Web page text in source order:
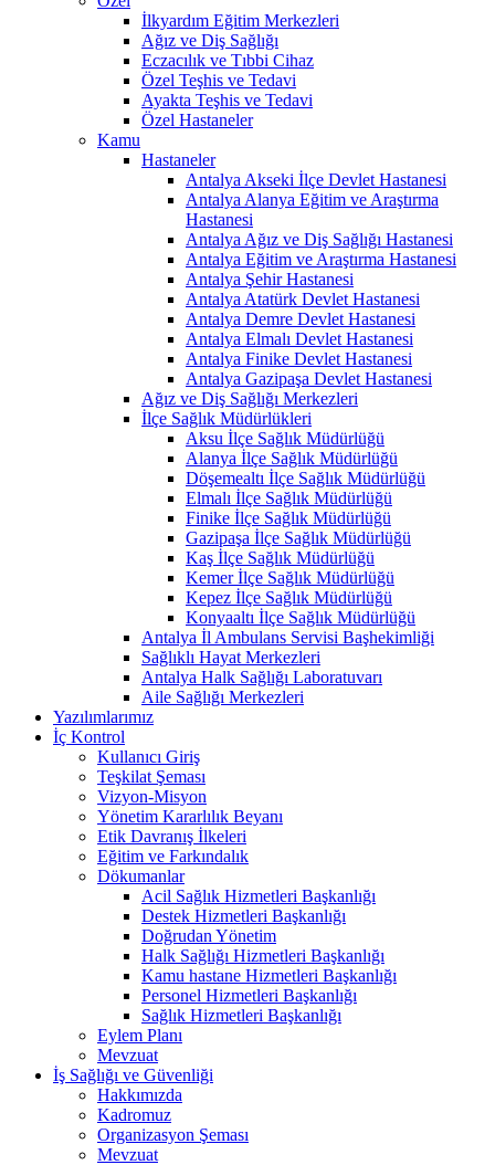
İlkyardım Eğitim Merkezleri
Ağız ve Diş Sağlığı
Eczacılık ve Tıbbi Cihaz
Özel Teşhis ve Tedavi
Ayakta Teşhis ve Tedavi
Özel Hastaneler
Kamu
Hastaneler
Antalya Akseki İlçe Devlet Hastanesi
Antalya Alanya Eğitim ve Araştırma
Hastanesi
Antalya Ağız ve Diş Sağlığı Hastanesi
Antalya Eğitim ve Araştırma Hastanesi
Antalya Şehir Hastanesi
Antalya Atatürk Devlet Hastanesi
Antalya Demre Devlet Hastanesi
Antalya Elmalı Devlet Hastanesi
Antalya Finike Devlet Hastanesi
Antalya Gazipaşa Devlet Hastanesi
Ağız ve Diş Sağlığı Merkezleri
İlçe Sağlık Müdürlükleri
Aksu İlçe Sağlık Müdürlüğü
Alanya İlçe Sağlık Müdürlüğü
Döşemealtı İlçe Sağlık Müdürlüğü
Elmalı İlçe Sağlık Müdürlüğü
Finike İlçe Sağlık Müdürlüğü
Gazipaşa İlçe Sağlık Müdürlüğü
Kaş İlçe Sağlık Müdürlüğü
Kemer İlçe Sağlık Müdürlüğü
Kepez İlçe Sağlık Müdürlüğü
Konyaaltı İlçe Sağlık Müdürlüğü
Antalya İl Ambulans Servisi Başhekimliği
Sağlıklı Hayat Merkezleri
Antalya Halk Sağlığı Laboratuvarı
Aile Sağlığı Merkezleri
Yazılımlarımız
İç Kontrol
Kullanıcı Giriş
Teşkilat Şeması
Vizyon-Misyon
Yönetim Kararlılık Beyanı
Etik Davranış İlkeleri
Eğitim ve Farkındalık
Dökumanlar
Acil Sağlık Hizmetleri Başkanlığı
Destek Hizmetleri Başkanlığı
Doğrudan Yönetim
Halk Sağlığı Hizmetleri Başkanlığı
Kamu hastane Hizmetleri Başkanlığı
Personel Hizmetleri Başkanlığı
Sağlık Hizmetleri Başkanlığı
Eylem Planı
Mevzuat
İş Sağlığı ve Güvenliği
Hakkımızda
Kadromuz
Organizasyon Şeması
Mevzuat